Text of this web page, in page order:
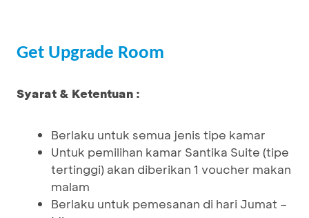
Get Upgrade Room
Syarat & Ketentuan :
Berlaku untuk semua jenis tipe kamar
Untuk pemilihan kamar Santika Suite (tipe
tertinggi) akan diberikan 1 voucher makan
malam
Berlaku untuk pemesanan di hari Jumat –